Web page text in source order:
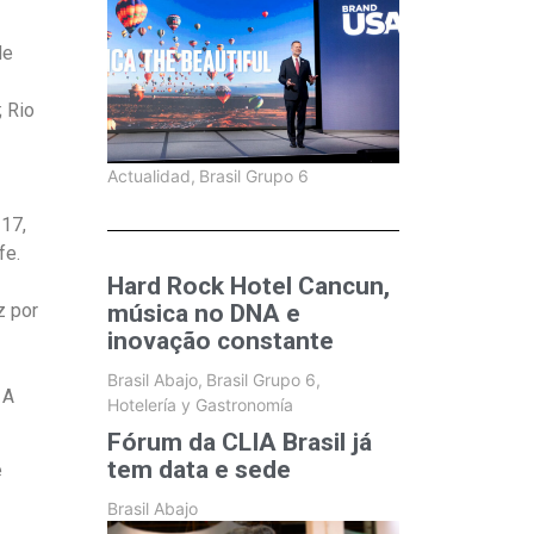
Rio
por
Actualidad, Brasil Grupo 6
Hard Rock Hotel Cancun,
música no DNA e
inovação constante
Brasil Abajo, Brasil Grupo 6,
Hotelería y Gastronomía
Fórum da CLIA Brasil já
tem data e sede
Brasil Abajo